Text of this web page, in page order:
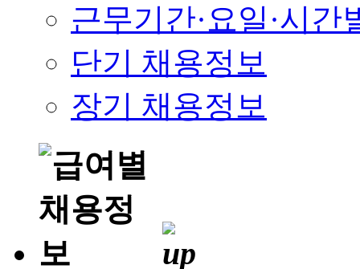
근무기간·요일·시간
단기 채용정보
장기 채용정보